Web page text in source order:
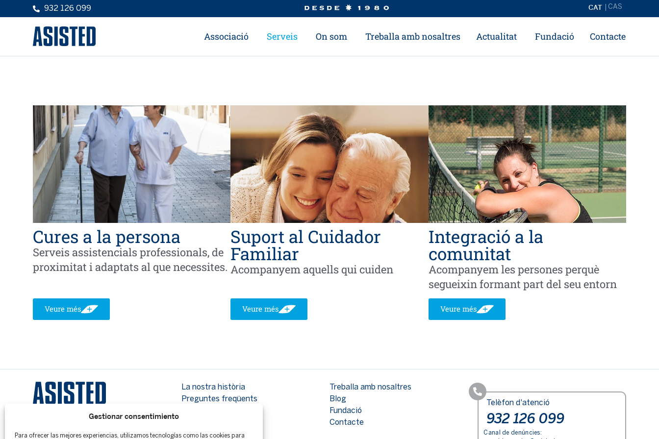
Gestionar consentimiento
Para ofrecer las mejores experiencias, utilizamos tecnologías como las cookies para
932 126 099 CAT CAS
Associació Serveis On som Treballa amb nosaltres Actualitat Fundació Contacte
Cures a la persona
Serveis assistencials professionals, de
proximitat i adaptats al que necessites.
Veure més
Suport al Cuidador
Familiar
Acompanyem aquells qui cuiden
Veure més
Integració a la
comunitat
Acompanyem les persones perquè
segueixin formant part del seu entorn
Veure més
La nostra història
Preguntes freqüents
Treballa amb nosaltres
Blog
Fundació
Contacte
Telèfon d'atenció
932 126 099
Canal de denúncies: